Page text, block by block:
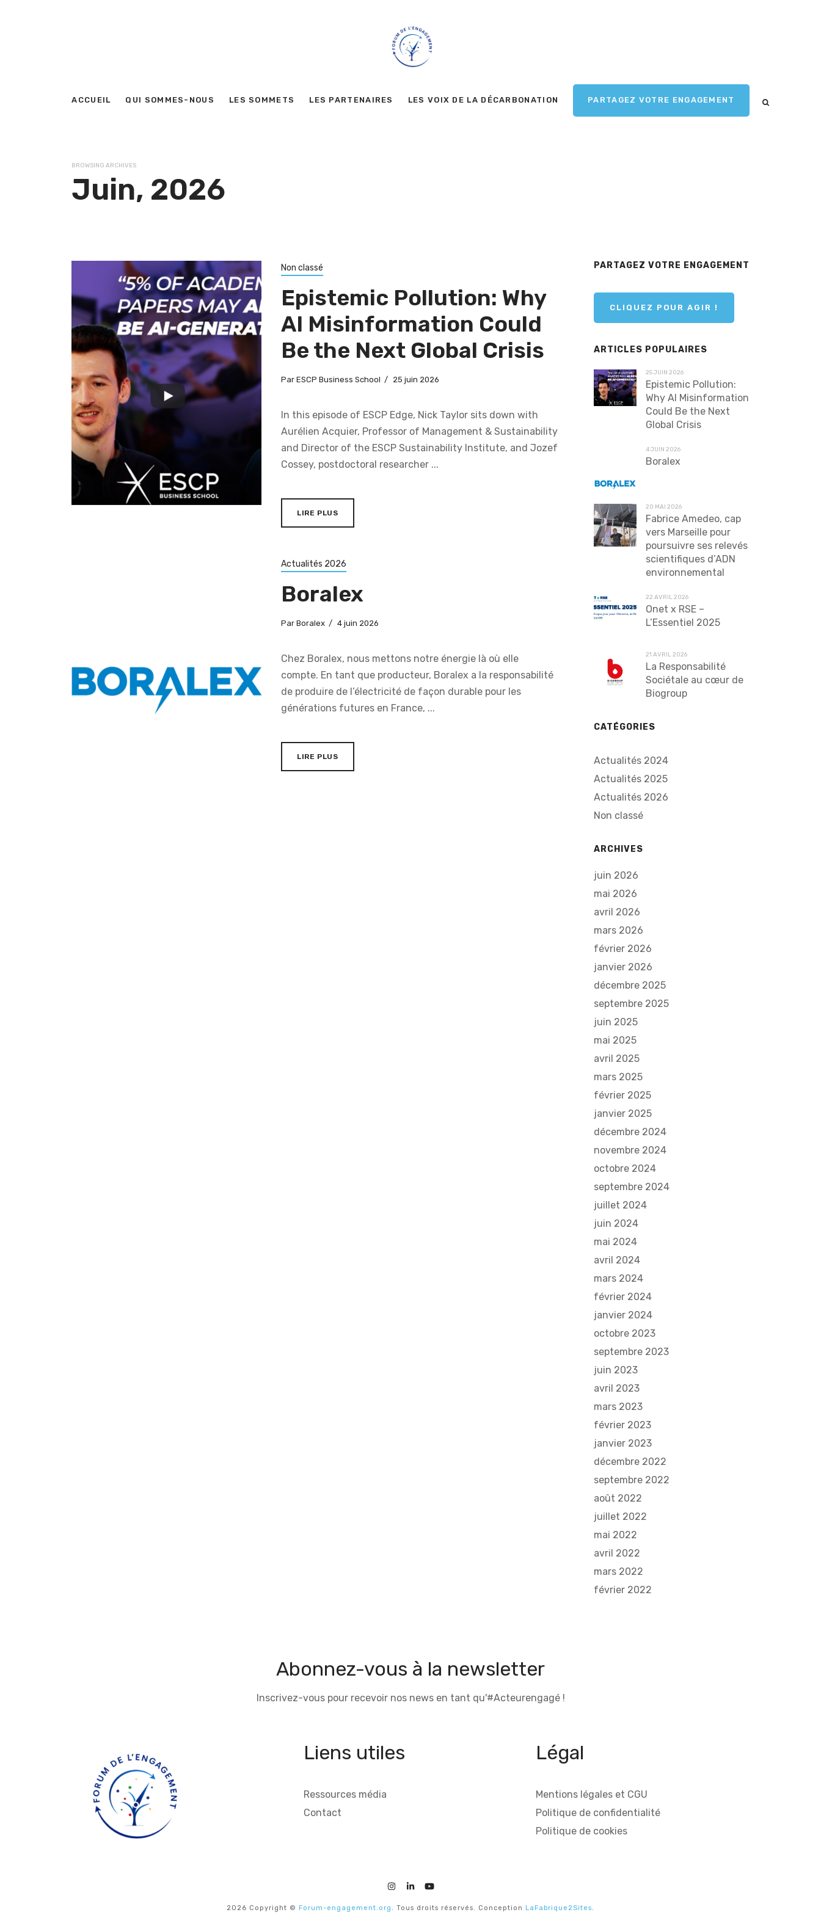
ACCUEIL QUI SOMMES-NOUS LES SOMMETS LES PARTENAIRES LES VOIX DE LA DÉCARBONATION PARTAGEZ VOTRE ENGAGEMENT
BROWSING ARCHIVES
Juin, 2026
Non classé
Epistemic Pollution: Why
AI Misinformation Could
Be the Next Global Crisis
Par ESCP Business School 25 juin 2026
In this episode of ESCP Edge, Nick Taylor sits down with
Aurélien Acquier, Professor of Management & Sustainability
and Director of the ESCP Sustainability Institute, and Jozef
Cossey, postdoctoral researcher ...
LIRE PLUS
Actualités 2026
Boralex
Par Boralex 4 juin 2026
Chez Boralex, nous mettons notre énergie là où elle
compte. En tant que producteur, Boralex a la responsabilité
de produire de l’électricité de façon durable pour les
générations futures en France, ...
LIRE PLUS
PARTAGEZ VOTRE ENGAGEMENT
CLIQUEZ POUR AGIR !
ARTICLES POPULAIRES
25 JUIN 2026
Epistemic Pollution:
Why AI Misinformation
Could Be the Next
Global Crisis
4 JUIN 2026
Boralex
20 MAI 2026
Fabrice Amedeo, cap
vers Marseille pour
poursuivre ses relevés
scientifiques d’ADN
environnemental
22 AVRIL 2026
Onet x RSE –
L’Essentiel 2025
21 AVRIL 2026
La Responsabilité
Sociétale au cœur de
Biogroup
CATÉGORIES
Actualités 2024
Actualités 2025
Actualités 2026
Non classé
ARCHIVES
juin 2026
mai 2026
avril 2026
mars 2026
février 2026
janvier 2026
décembre 2025
septembre 2025
juin 2025
mai 2025
avril 2025
mars 2025
février 2025
janvier 2025
décembre 2024
novembre 2024
octobre 2024
septembre 2024
juillet 2024
juin 2024
mai 2024
avril 2024
mars 2024
février 2024
janvier 2024
octobre 2023
septembre 2023
juin 2023
avril 2023
mars 2023
février 2023
janvier 2023
décembre 2022
septembre 2022
août 2022
juillet 2022
mai 2022
avril 2022
mars 2022
février 2022
Abonnez-vous à la newsletter
Inscrivez-vous pour recevoir nos news en tant qu'#Acteurengagé !
Liens utiles
Ressources média
Contact
Légal
Mentions légales et CGU
Politique de confidentialité
Politique de cookies
2026 Copyright © Forum-engagement.org . Tous droits réservés. Conception LaFabrique2Sites.